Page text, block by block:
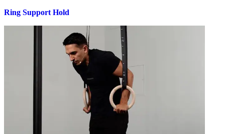
Ring Support Hold